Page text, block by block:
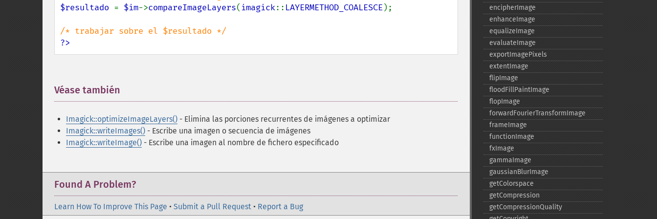
$resultado = $im->compareImageLayers( imagick:: LAYERMETHOD_COALESCE );
?>
Véase también
Imagick::optimizeImageLayers() - Elimina las porciones recurrentes de imágenes a optimizar
Imagick::writeImages() - Escribe una imagen o secuencia de imágenes
Imagick::writeImage() - Escribe una imagen al nombre de fichero especificado
Found A Problem?
Learn How To Improve This Page • Submit a Pull Request • Report a Bug
encipherImage
enhanceImage
equalizeImage
evaluateImage
exportImagePixels
extentImage
flipImage
floodFillPaintImage
flopImage
forwardFourierTransformImage
frameImage
functionImage
fxImage
gammaImage
gaussianBlurImage
getColorspace
getCompression
getCompressionQuality